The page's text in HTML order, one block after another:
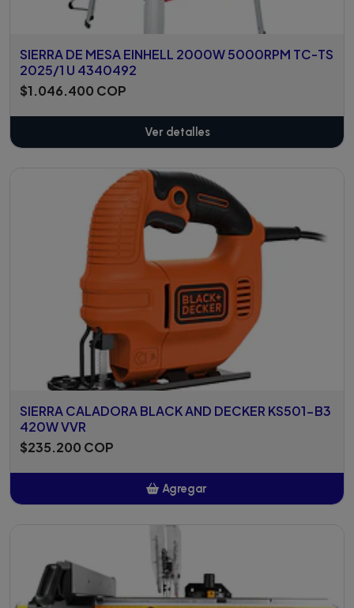
SIERRA DE MESA EINHELL 2000W 5000RPM TC-TS
2025/1 U 4340492
$1.046.400 COP
Ver detalles
SIERRA CALADORA BLACK AND DECKER KS501-B3
420W VVR
$235.200 COP
Agregar